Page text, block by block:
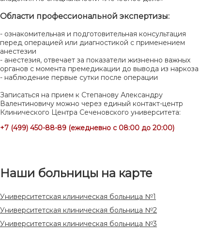
Области профессиональной экспертизы:
- ознакомительная и подготовительная консультация
перед операцией или диагностикой с применением
анестезии
- анестезия, отвечает за показатели жизненно важных
органов с момента премедикации до вывода из наркоза
- наблюдение первые сутки после операции
Записаться на прием к Степанову Александру
Валентиновичу можно через единый контакт-центр
Клинического Центра Сеченовского университета:
+7 (499) 450-88-89 (ежедневно с 08:00 до 20:00)
Наши больницы на карте
Университетская клиническая больница №1
Университетская клиническая больница №2
Университетская клиническая больница №3